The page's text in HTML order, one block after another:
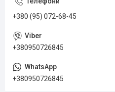
+380 (95) 072-68-45
+380950726845
+380950726845